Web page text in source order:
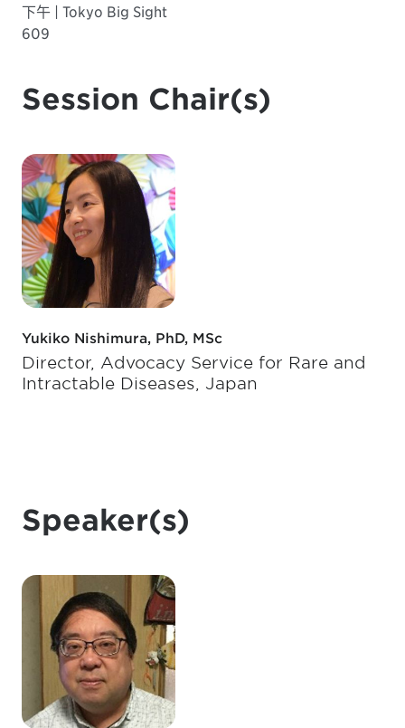
下午 | Tokyo Big Sight
609
Session Chair(s)
Yukiko Nishimura, PhD, MSc
Director, Advocacy Service for Rare and
Intractable Diseases, Japan
Speaker(s)